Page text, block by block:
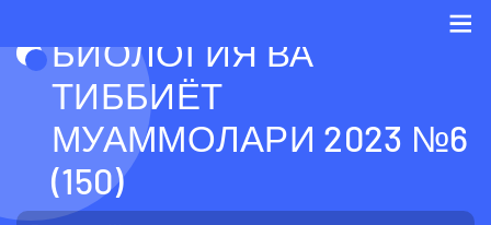
БИОЛОГИЯ ВА
ТИББИЁТ
МУАММОЛАРИ 2023 №6
(150)